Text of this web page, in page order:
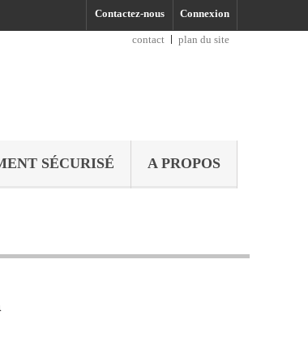
Connexion
Contactez-nous
contact
plan du site
SÉCURISÉ A PROPOS